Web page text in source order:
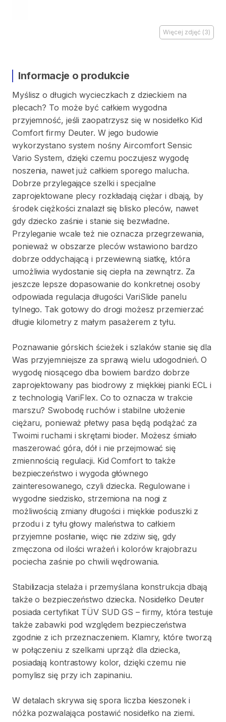
Więcej zdjęć (3)
Informacje o produkcie
Myślisz o długich wycieczkach z dzieckiem na
plecach? To może być całkiem wygodna
przyjemność​,​ jeśli zaopatrzysz się w nosidełko Kid
Comfort firmy Deuter. W jego budowie
wykorzystano system nośny Aircomfort Sensic
Vario System​,​ dzięki czemu poczujesz wygodę
noszenia​,​ nawet już całkiem sporego malucha.
Dobrze przylegające szelki i specjalne
zaprojektowane plecy rozkładają ciężar i dbają​,​ by
środek ciężkości znalazł się blisko pleców​,​ nawet
gdy dziecko zaśnie i stanie się bezwładne.
Przyleganie wcale też nie oznacza przegrzewania​,​
ponieważ w obszarze pleców wstawiono bardzo
dobrze oddychającą i przewiewną siatkę​,​ która
umożliwia wydostanie się ciepła na zewnątrz. Za
jeszcze lepsze dopasowanie do konkretnej osoby
odpowiada regulacja długości VariSlide panelu
tylnego. Tak gotowy do drogi możesz przemierzać
długie kilometry z małym pasażerem z tyłu.
Poznawanie górskich ścieżek i szlaków stanie się dla
Was przyjemniejsze za sprawą wielu udogodnień. O
wygodę niosącego dba bowiem bardzo dobrze
zaprojektowany pas biodrowy z miękkiej pianki ECL i
z technologią VariFlex. Co to oznacza w trakcie
marszu? Swobodę ruchów i stabilne ułożenie
ciężaru​,​ ponieważ płetwy pasa będą podążać za
Twoimi ruchami i skrętami bioder. Możesz śmiało
maszerować góra​,​ dół i nie przejmować się
zmiennością regulacji. Kid Comfort to także
bezpieczeństwo i wygoda głównego
zainteresowanego​,​ czyli dziecka. Regulowane i
wygodne siedzisko​,​ strzemiona na nogi z
możliwością zmiany długości i miękkie poduszki z
przodu i z tyłu głowy maleństwa to całkiem
przyjemne posłanie​,​ więc nie zdziw się​,​ gdy
zmęczona od ilości wrażeń i kolorów krajobrazu
pociecha zaśnie po chwili wędrowania.
Stabilizacja stelaża i przemyślana konstrukcja dbają
także o bezpieczeństwo dziecka. Nosidełko Deuter
posiada certyfikat TÜV SUD GS – firmy​,​ która testuje
także zabawki pod względem bezpieczeństwa
zgodnie z ich przeznaczeniem. Klamry​,​ które tworzą
w połączeniu z szelkami uprząż dla dziecka​,​
posiadają kontrastowy kolor​,​ dzięki czemu nie
pomylisz się przy ich zapinaniu.
W detalach skrywa się spora liczba kieszonek i
nóżka pozwalająca postawić nosidełko na ziemi.